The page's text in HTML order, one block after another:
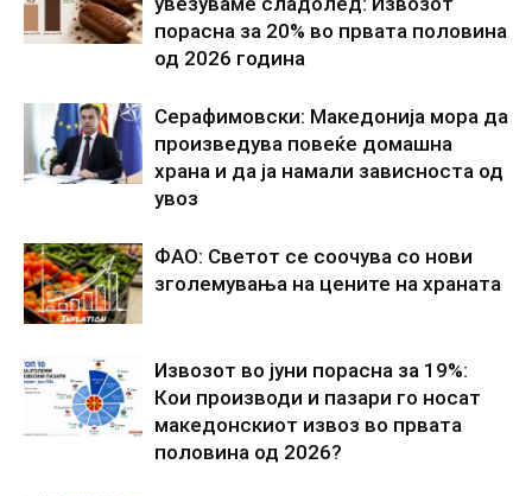
порасна за 20% во првата половина
од 2026 година
Серафимовски: Македонија мора да
произведува повеќе домашна
храна и да ја намали зависноста од
увоз
ФАО: Светот се соочува со нови
зголемувања на цените на храната
Извозот во јуни порасна за 19%:
Кои производи и пазари го носат
македонскиот извоз во првата
половина од 2026?